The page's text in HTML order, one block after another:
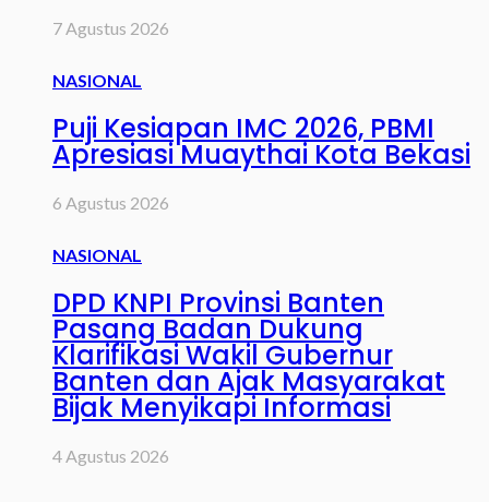
7 Agustus 2026
NASIONAL
Puji Kesiapan IMC 2026, PBMI
Apresiasi Muaythai Kota Bekasi
6 Agustus 2026
NASIONAL
DPD KNPI Provinsi Banten
Pasang Badan Dukung
Klarifikasi Wakil Gubernur
Banten dan Ajak Masyarakat
Bijak Menyikapi Informasi
4 Agustus 2026